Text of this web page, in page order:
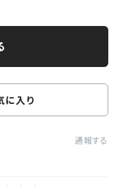
に入り
通報する